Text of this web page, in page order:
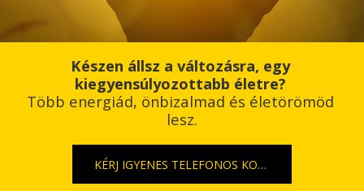
Készen állsz a változásra, egy
kiegyensúlyozottabb életre?
Több energiád, önbizalmad és életörömöd
lesz.
KÉRJ IGYENES TELEFONOS KONZULTÁCÓT!